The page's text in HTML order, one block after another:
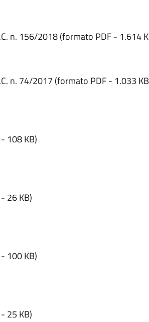
n. 156/2018 (formato PDF - 1.614
n. 74/2017 (formato PDF - 1.033
108 KB)
26 KB)
100 KB)
25 KB)